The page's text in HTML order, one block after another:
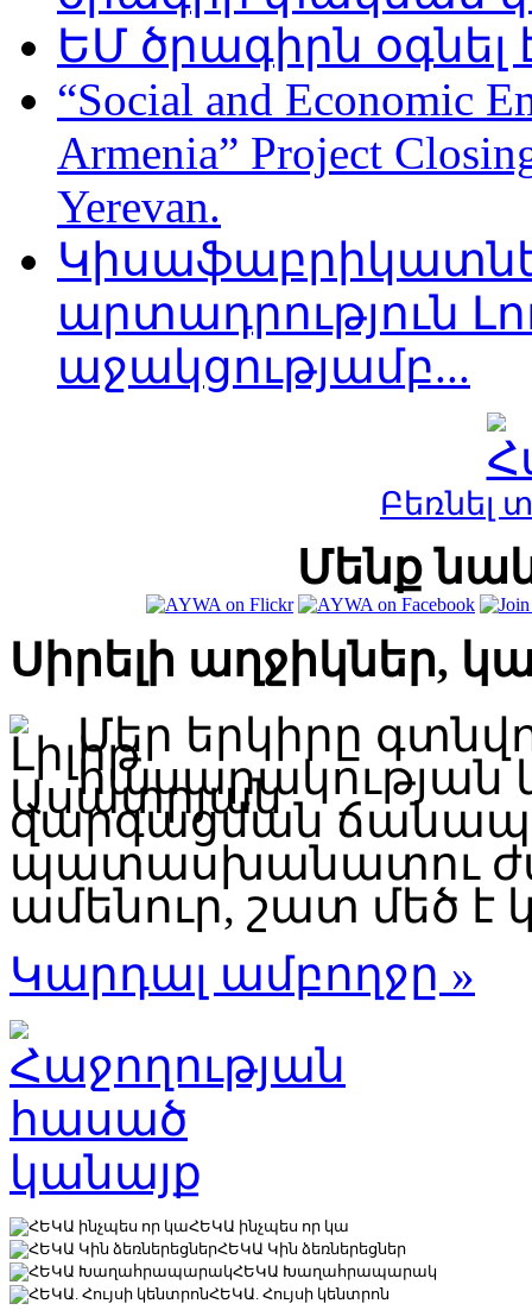
ԵՄ ծրագիրն
“Social and Economic
Armenia” Project
Yerevan.
արտադրություն
աջակցությամբ...
Բեռնել
Մենք
Սիրելի աղջիկներ,
Մեր երկիրը
հասարակության
զարգացման
պատասխանատու
ամենուր, շատ մեծ է
Կարդալ ամբողջը »
ՀԵԿԱ ինչպես որ կա
ՀԵԿԱ Կին ձեռներեցներ
ՀԵԿԱ Խաղահրապարակ
ՀԵԿԱ. Հույսի կենտրոն